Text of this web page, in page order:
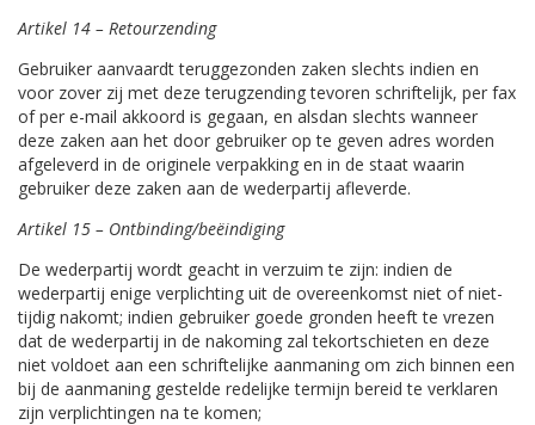
Artikel 14 – Retourzending
Gebruiker aanvaardt teruggezonden zaken slechts indien en
voor zover zij met deze terugzending tevoren schriftelijk, per fax
of per e-mail akkoord is gegaan, en alsdan slechts wanneer
deze zaken aan het door gebruiker op te geven adres worden
afgeleverd in de originele verpakking en in de staat waarin
gebruiker deze zaken aan de wederpartij afleverde.
Artikel 15 – Ontbinding/beëindiging
De wederpartij wordt geacht in verzuim te zijn: indien de
wederpartij enige verplichting uit de overeenkomst niet of niet-
tijdig nakomt; indien gebruiker goede gronden heeft te vrezen
dat de wederpartij in de nakoming zal tekortschieten en deze
niet voldoet aan een schriftelijke aanmaning om zich binnen een
bij de aanmaning gestelde redelijke termijn bereid te verklaren
zijn verplichtingen na te komen;